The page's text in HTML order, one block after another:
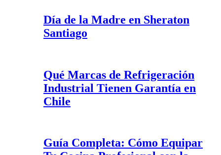
Día de la Madre en Sheraton
Santiago
Qué Marcas de Refrigeración
Industrial Tienen Garantía en
Chile
Guía Completa: Cómo Equipar